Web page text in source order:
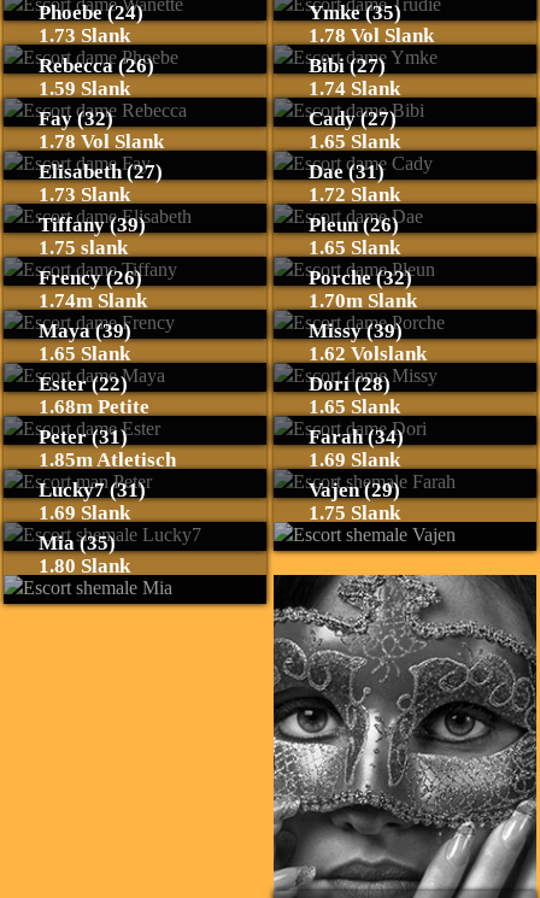
Phoebe (24)
1.73 Slank
Ymke (35)
1.78 Vol Slank
Rebecca (26)
1.59 Slank
Bibi (27)
1.74 Slank
Fay (32)
1.78 Vol Slank
Cady (27)
1.65 Slank
Elisabeth (27)
1.73 Slank
Dae (31)
1.72 Slank
Tiffany (39)
1.75 slank
Pleun (26)
1.65 Slank
Frency (26)
1.74m Slank
Porche (32)
1.70m Slank
Maya (39)
1.65 Slank
Missy (39)
1.62 Volslank
Ester (22)
1.68m Petite
Dori (28)
1.65 Slank
Peter (31)
1.85m Atletisch
Farah (34)
1.69 Slank
Lucky7 (31)
1.69 Slank
Vajen (29)
1.75 Slank
Mia (35)
1.80 Slank